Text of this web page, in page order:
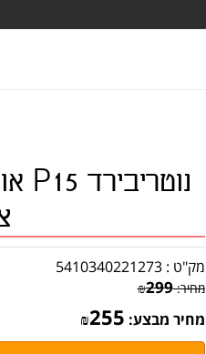
מק"ט :5410340221273
מחיר: ₪299
מחיר מבצע: ₪255